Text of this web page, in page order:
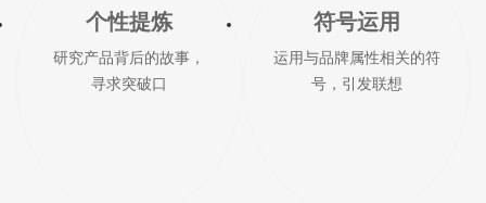
个性提炼
研究产品背后的故事，
寻求突破口
符号运用
运用与品牌属性相关的符
号，引发联想